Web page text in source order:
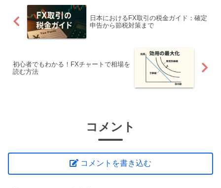
日本におけるFX取引の税金ガイド：確定
申告から節税対策まで
初心者でもわかる！FXチャートで相場を
読む方法
コメント
コメントを書き込む